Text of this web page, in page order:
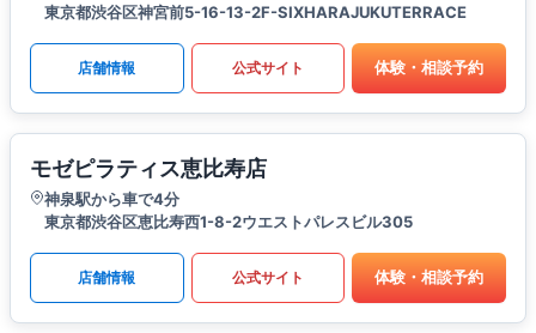
東京都渋谷区神宮前5-16-13-2F-SIXHARAJUKUTERRACE
店舗情報 公式サイト 体験・相談予約
モゼピラティス恵比寿店
神泉駅から車で4分
東京都渋谷区恵比寿西1-8-2ウエストパレスビル305
店舗情報 公式サイト 体験・相談予約